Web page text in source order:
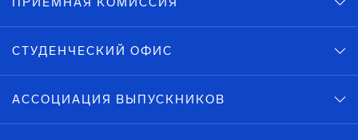
СТУДЕНЧЕСКИЙ ОФИС
АССОЦИАЦИЯ ВЫПУСКНИКОВ